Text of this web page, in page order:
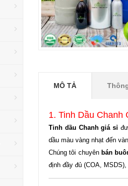
MÔ TẢ
1. Tinh Dầu Chanh
Tinh dầu Chanh giá sỉ
dầu màu vàng nhạt đến
Chúng tôi chuyên bán
định đầy đủ (COA,